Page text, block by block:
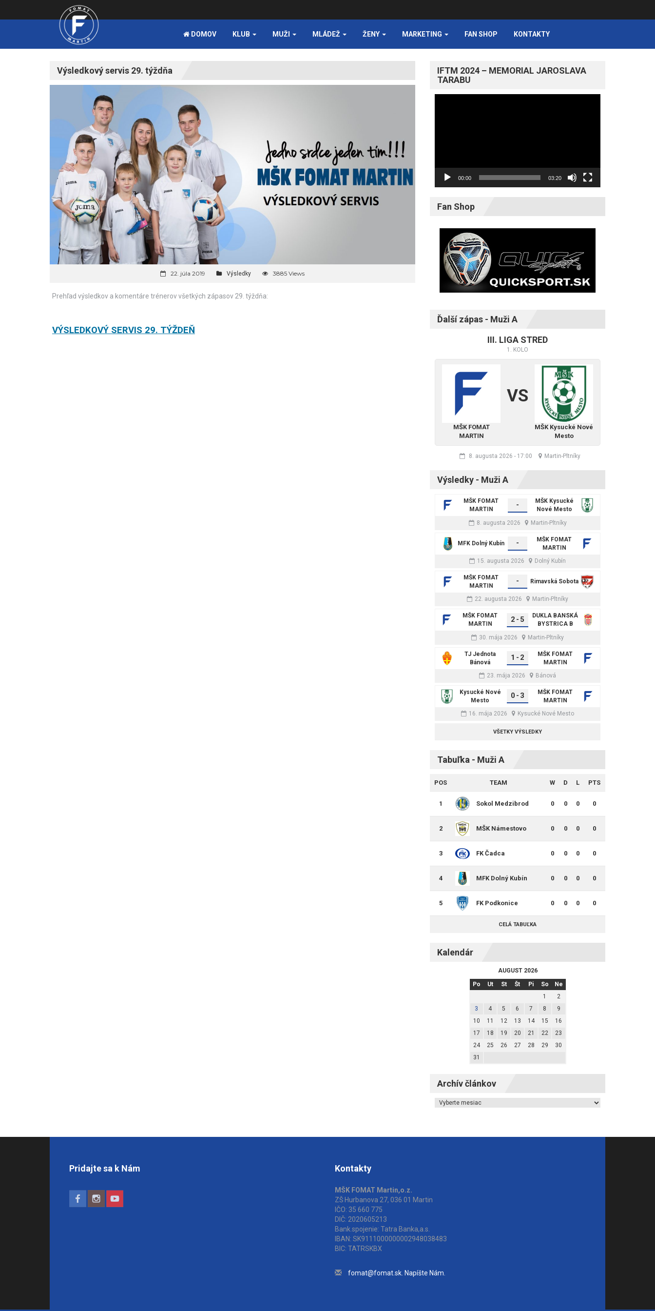
DOMOV KLUB MUŽI MLÁDEŽ ŽENY MARKETING FAN SHOP KONTAKTY
Výsledkový servis 29. týždňa
22. júla 2019 Výsledky 3885 Views
Prehľad výsledkov a komentáre trénerov všetkých zápasov 29. týždňa:
VÝSLEDKOVÝ SERVIS 29. TÝŽDEŇ
IFTM 2024 – MEMORIAL JAROSLAVA
TARABU
00:00 03:20
Fan Shop
Ďalší zápas - Muži A
III. LIGA STRED
1. KOLO
MŠK FOMAT
MARTIN
VS
MŠK Kysucké Nové
Mesto
8. augusta 2026 - 17:00 Martin-Pltníky
Výsledky - Muži A
MŠK FOMAT
MARTIN
-
MŠK Kysucké
Nové Mesto
8. augusta 2026
Martin-Pltníky
MFK Dolný Kubín -
MŠK FOMAT
MARTIN
15. augusta 2026
Dolný Kubín
MŠK FOMAT
MARTIN
- Rimavská Sobota
22. augusta 2026 Martin-Pltníky
MŠK FOMAT
MARTIN
2 - 5
DUKLA BANSKÁ
BYSTRICA B
30. mája 2026
Martin-Pltníky
TJ Jednota
Bánová
1 - 2
MŠK FOMAT
MARTIN
23. mája 2026
Bánová
Kysucké Nové
Mesto
0 - 3
MŠK FOMAT
MARTIN
16. mája 2026
Kysucké Nové Mesto
VŠETKY VÝSLEDKY
Tabuľka - Muži A
POS TEAM W D L PTS
1 Sokol Medzibrod 0 0 0 0
2 MŠK Námestovo 0 0 0 0
3 FK Čadca 0 0 0 0
4 MFK Dolný Kubín 0 0 0 0
5 FK Podkonice 0 0 0 0
CELÁ TABUĽKA
Kalendár
AUGUST 2026
Po
Ut St Št Pi So
Ne
1
2
3
4 5 6 7 8
9
10
11 12 13 14 15
16
17
18 19 20 21 22
23
24
25 26 27 28 29
30
31
Archív článkov
Archív článkov
Pridajte sa k Nám Kontakty
MŠK FOMAT Martin,o.z.
ZŠ Hurbanova 27, 036 01 Martin
IČO: 35 660 775
DIČ: 2020605213
Bank.spojenie: Tatra Banka,a.s.
IBAN: SK9111000000002948038483
BIC: TATRSKBX
fomat@fomat.sk. Napíšte Nám.